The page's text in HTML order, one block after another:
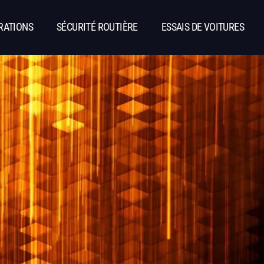
SÉCURITÉ ROUTIÈRE ESSAIS DE VOITURES